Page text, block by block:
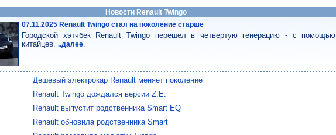
Новости Renault Twingo
07.11.2025 Renault Twingo стал на поколение старше
Городской хэтчбек Renault Twingo перешел в четвертую генерацию - с помощью
китайцев...далее.
Дешевый электрокар Renault меняет поколение
Renault Twingo дождался версии Z.E.
Renault выпустит родственника Smart EQ
Renault обновила родственника Smart